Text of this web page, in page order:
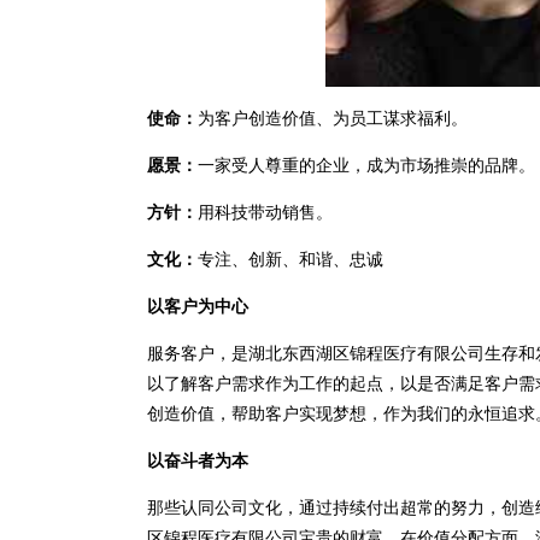
使命： 为客户创造价值、为员工谋求福利。
愿景： 一家受人尊重的企业，成为市场推崇的品牌。
方针： 用科技带动销售。
文化： 专注、创新、和谐、忠诚
以客户为中心
服务客户，是湖北东西湖区锦程医疗有限公司生存
以了解客户需求作为工作的起点，以是否满足客户
创造价值，帮助客户实现梦想，作为我们的永恒追求
以奋斗者为本
那些认同公司文化，通过持续付出超常的努力，创